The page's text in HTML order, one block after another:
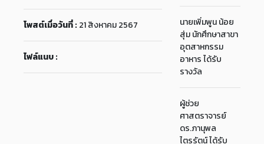
โพสต์เมื่อวันที่ : 21 สิงหาคม 2567
ไฟล์แนบ :
นายเพิ่มพูน น้อย
สุ่ม นักศึกษาสาขา
อุตสาหกรรม
อาหาร ได้รับ
รางวัล
ผู้ช่วย
ศาสตราจารย์
ดร.ภานุพล
ไตรรัตน์ ได้รับ